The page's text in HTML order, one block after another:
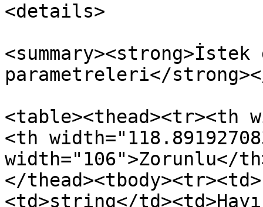
<details>
<summary><strong>İstek
parametreleri</strong></
<table><thead><tr><th
<th
width="106">Zorunlu</
</
<td>string</